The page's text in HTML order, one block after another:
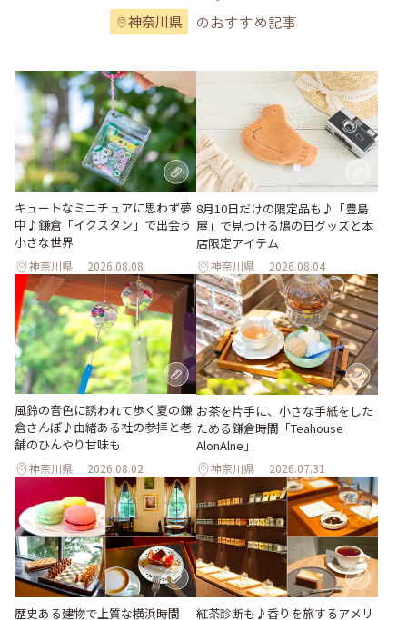
神奈川県 のおすすめ記事
キュートなミニチュアに思わず夢
中♪鎌倉「イクスタン」で出会う
小さな世界
神奈川県 2026.08.08
8月10日だけの限定品も♪「豊島
屋」で見つける鳩の日グッズと本
店限定アイテム
神奈川県 2026.08.04
風鈴の音色に誘われて歩く夏の鎌
倉さんぽ♪由緒ある社の参拝と老
舗のひんやり甘味も
神奈川県 2026.08.02
お茶を片手に、小さな手紙をした
ためる鎌倉時間「Teahouse
AlonAlne」
神奈川県 2026.07.31
歴史ある建物で上質な横浜時間
紅茶診断も♪香りを旅するアメリ